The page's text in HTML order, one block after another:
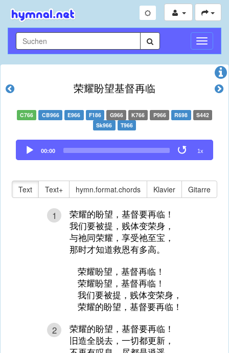
荣耀盼望基督再临
C766 CB966 E966 F186 G966 K766 P966 R698
S442
Sk966
T966
Audio
Player
00:00 1x
Text Text+ hymn.format.chords Klavier Gitarre
1
荣耀的盼望，基督要再临！
我们要被提，贱体变荣身，
与祂同荣耀，享受祂至宝，
那时才知道救恩有多高。
荣耀盼望，基督再临！
荣耀盼望，基督再临！
我们要被提，贱体变荣身，
荣耀的盼望，基督要再临！
2
荣耀的盼望，基督要再临！
旧造全脱去，一切都更新，